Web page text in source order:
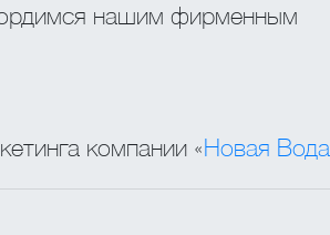
нашим фирменным
компании «Новая Вода